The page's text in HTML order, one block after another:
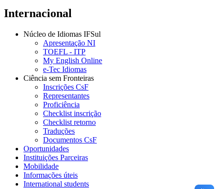
Internacional
Núcleo de Idiomas IFSul
Apresentação NI
TOEFL - ITP
My English Online
e-Tec Idiomas
Ciência sem Fronteiras
Inscrições CsF
Representantes
Proficiência
Checklist inscrição
Checklist retorno
Traduções
Documentos CsF
Oportunidades
Instituições Parceiras
Mobilidade
Informações úteis
International students